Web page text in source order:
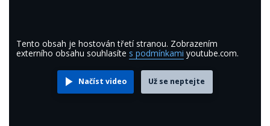
Tento obsah je hostován třetí stranou. Zobrazením
externího obsahu souhlasíte s podmínkami youtube.com.
Načíst video Už se neptejte